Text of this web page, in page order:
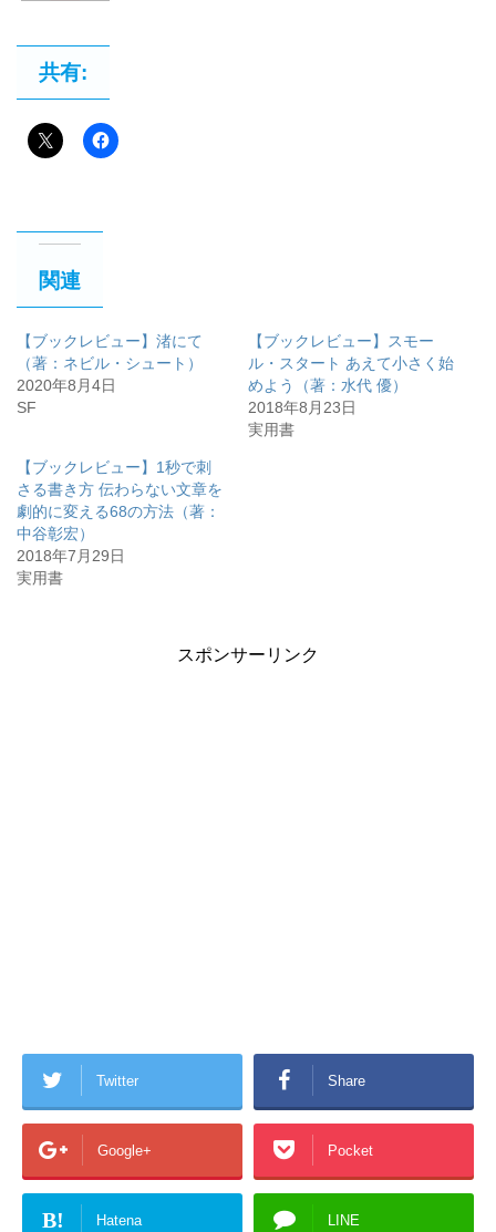
共有:
関連
【ブックレビュー】渚にて
（著：ネビル・シュート）
2020年8月4日
SF
【ブックレビュー】スモー
ル・スタート あえて小さく始
めよう（著：水代 優）
2018年8月23日
実用書
【ブックレビュー】1秒で刺
さる書き方 伝わらない文章を
劇的に変える68の方法（著：
中谷彰宏）
2018年7月29日
実用書
スポンサーリンク
Twitter Share
Google+ Pocket
B! Hatena LINE